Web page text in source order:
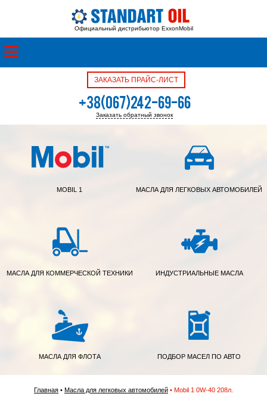
Официальный дистрибьютор ExxonMobil
ЗАКАЗАТЬ ПРАЙС-ЛИСТ
+38(067)242-69-66
+38(050)342-39-05
Заказать обратный звонок
MOBIL 1 МАСЛА ДЛЯ ЛЕГКОВЫХ АВТОМОБИЛЕЙ
МАСЛА ДЛЯ КОММЕРЧЕСКОЙ ТЕХНИКИ ИНДУСТРИАЛЬНЫЕ МАСЛА
МАСЛА ДЛЯ ФЛОТА ПОДБОР МАСЕЛ ПО АВТО
Главная Масла для легковых автомобилей Mobil 1 0W-40 208л.